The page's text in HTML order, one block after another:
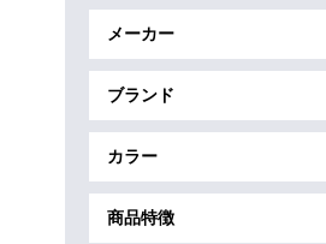
メーカー
ブランド
カラー
商品特徴